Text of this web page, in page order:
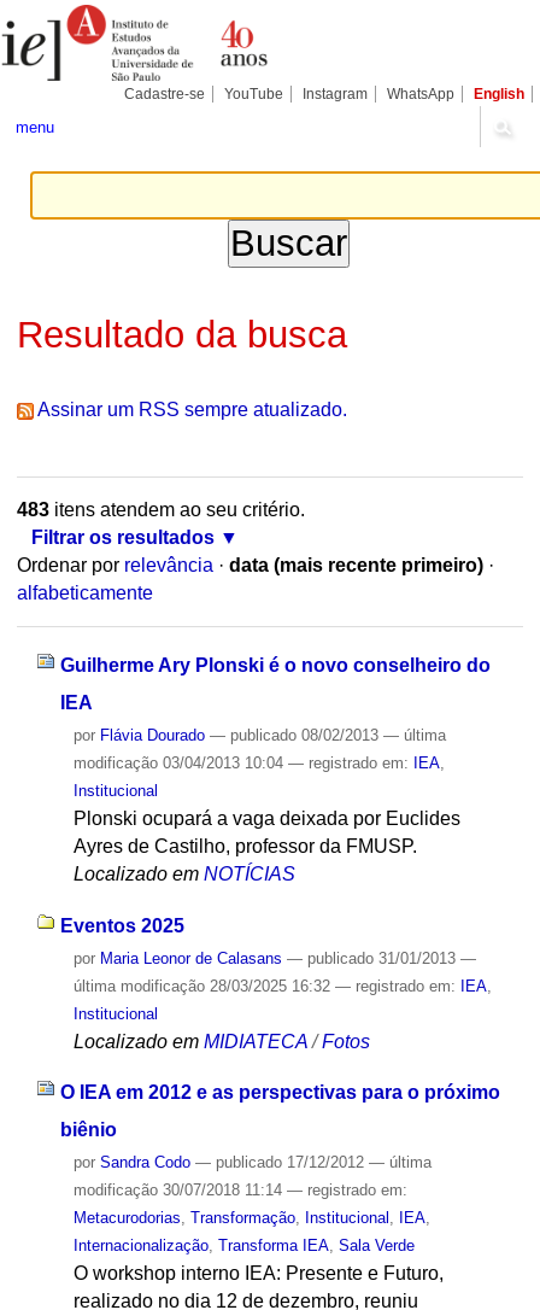
para
conteúdo.
Pessoais
Cadastre-se YouTube Instagram WhatsApp English
menu
Resultado da busca
Assinar um RSS sempre atualizado.
483itens atendem ao seu critério.
Filtrar os resultados
Ordenar por relevância · data (mais recente primeiro) ·
alfabeticamente
Guilherme Ary Plonski é o novo conselheiro do
IEA
por Flávia Dourado — publicado08/02/2013 — última
modificação03/04/2013 10:04 — registrado em: IEA,
Institucional
Plonski ocupará a vaga deixada por Euclides
Ayres de Castilho, professor da FMUSP.
Localizado em NOTÍCIAS
Eventos 2025
por Maria Leonor de Calasans — publicado31/01/2013 —
última modificação28/03/2025 16:32 — registrado em: IEA,
Institucional
Localizado em MIDIATECA /Fotos
O IEA em 2012 e as perspectivas para o próximo
biênio
por Sandra Codo — publicado17/12/2012 — última
modificação30/07/2018 11:14 — registrado em:
Metacurodorias, Transformação, Institucional , IEA,
Internacionalização, Transforma IEA, Sala Verde
O workshop interno IEA: Presente e Futuro,
realizado no dia 12 de dezembro, reuniu